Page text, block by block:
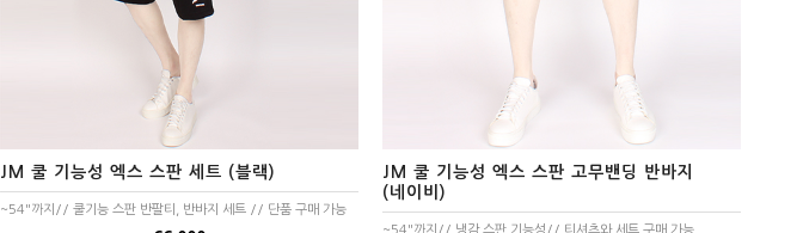
JM 쿨 기능성 엑스 스판 세트 (블랙)
~54"까지// 쿨기능 스판 반팔티, 반바지 세트 // 단품 구매 가능
JM 쿨 기능성 엑스 스판 고무밴딩 반바지
(네이비)
~54"까지// 냉감 스판 기능성// 티셔츠와 세트 구매 가능